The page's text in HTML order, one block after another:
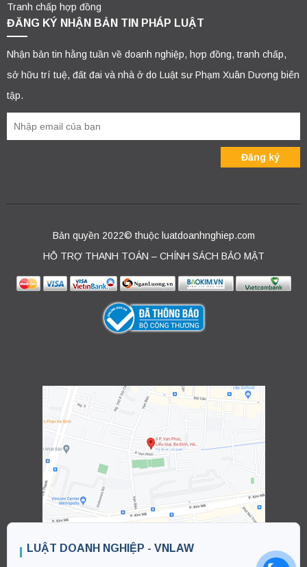
Tranh chấp hợp đồng
ĐĂNG KÝ NHẬN BẢN TIN PHÁP LUẬT
Nhận bản tin hằng tuần về doanh nghiệp, hợp đồng, tranh chấp,
sở hữu trí tuệ, đất đai và nhà ở do Luật sư Phạm Xuân Dương biên
tập.
Bản quyền 2022© thuộc luatdoanhnghiep.com
HỖ TRỢ THANH TOÁN – CHÍNH SÁCH BẢO MẬT
LUẬT DOANH NGHIỆP - VNLAW